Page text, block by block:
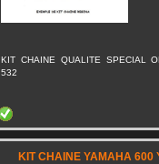
KIT CHAINE QUALITE SPECIAL
532
KIT CHAINE YAMAHA 600